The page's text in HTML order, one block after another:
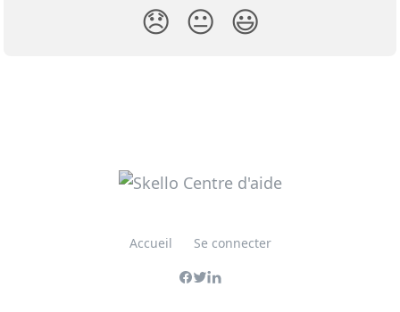
😞 😐 😃
Accueil Se connecter